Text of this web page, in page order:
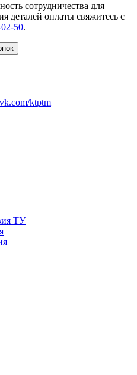
сотрудничества для
деталей оплаты свяжитесь с
50.
ktptm
ТУ